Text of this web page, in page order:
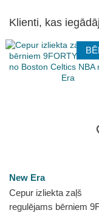
Klienti, kas
New Era
Cepur izliekta zaļš
regulējams bērniem